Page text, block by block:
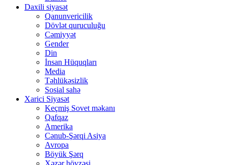
Daxili siyasət
Qanunvericilik
Dövlət quruculuğu
Cəmiyyət
Gender
Din
İnsan Hüquqları
Media
Təhlükəsizlik
Sosial sahə
Xarici Siyasət
Keçmiş Sovet məkanı
Qafqaz
Amerika
Cənub-Şərqi Asiya
Avropa
Böyük Şərq
Xəzər hövzəsi